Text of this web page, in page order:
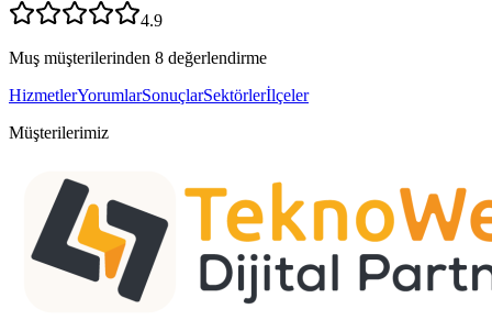
4.9
Muş müşterilerinden 8 değerlendirme
HizmetlerYorumlarSonuçlarSektörlerİlçeler
Müşterilerimiz